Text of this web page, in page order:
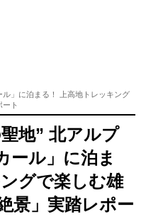
」に泊まる！ 上高地トレッキング
ト
地” 北アルプ
ール」に泊ま
グで楽しむ雄
景」実踏レポー